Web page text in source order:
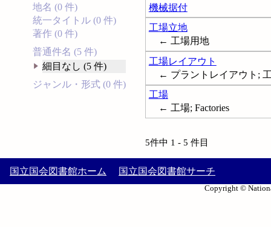
地名 (0 件)
統一タイトル (0 件)
著作 (0 件)
普通件名 (5 件)
細目なし (5 件)
ジャンル・形式 (0 件)
機械据付
工場立地
← 工場用地
工場レイアウト
← プラントレイアウト;
工場
← 工場; Factories
5件中 1 - 5 件目
国立国会図書館ホーム 国立国会図書館サーチ
Copyright ©